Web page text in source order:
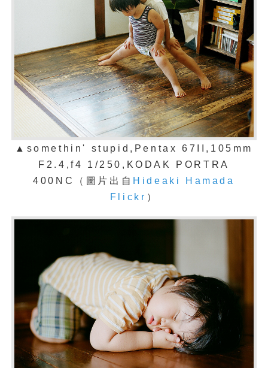
▲somethin' stupid,Pentax 67II,105mm
F2.4,f4 1/250,KODAK PORTRA
400NC
（圖片出自 Hideaki Hamada
Flickr ）